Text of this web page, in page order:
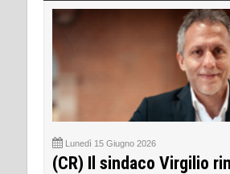
Lunedì 15 Giugno 2026
(CR) Il sindaco Virgilio